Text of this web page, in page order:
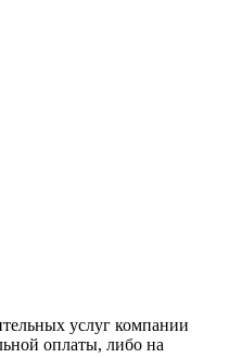
услуг компании
оплаты, либо на